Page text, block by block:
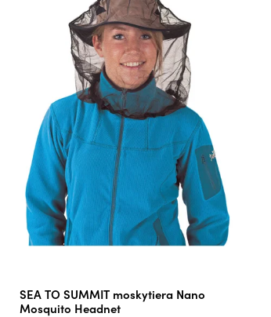
SEA TO SUMMIT moskytiera Nano
Mosquito Headnet